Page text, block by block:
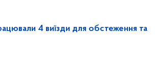
4 виїзди для обстеження та